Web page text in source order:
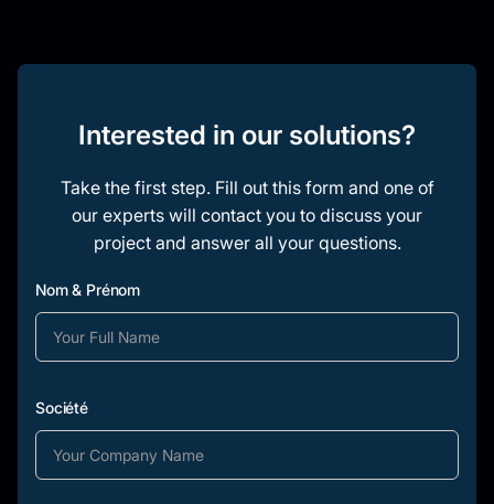
Interested in our solutions?
Take the first step. Fill out this form and one of
our experts will contact you to discuss your
project and answer all your questions.
Nom & Prénom
Société